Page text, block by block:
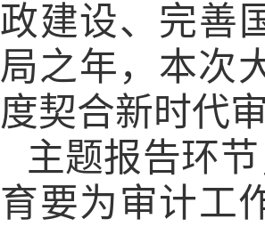
政建设、完善
局之年，本次
度契合新时代
主题报告环
育要为审计工